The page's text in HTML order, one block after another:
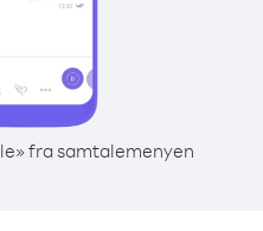
fra samtalemenyen